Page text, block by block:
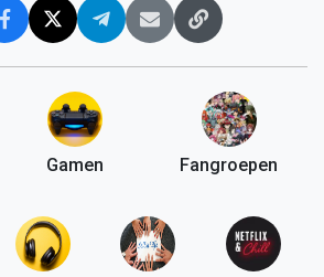
Gamen Fangroepen